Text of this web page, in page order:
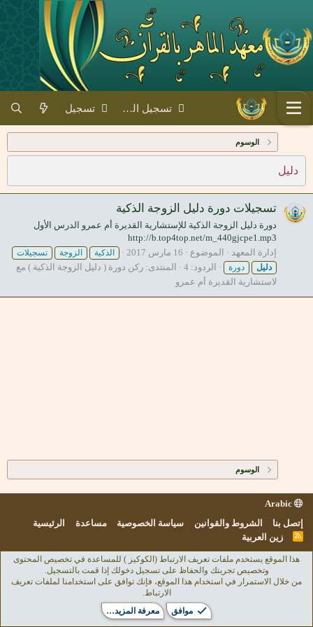
تسجيل الدخول تسجيل
الوسوم
دليل
تسجيلات دورة دليل الزوجة الذكية
دورة دليل الزوجة الذكية للإستشارية القديرة أم عمرو الدرس الأول
http://b.top4top.net/m_440gjcpe1.mp3
إدارة المعهد
الموضوع 16 مارس 2017 الذكية الزوجة
تسجيلات
دليل
دورة الردود: 4 المنتدى: ركن دورة ( دليل الزوجة الذكية ) مع
لاستشارية القديرة أم عمرو
الوسوم
إتصل بنا
الشروط والقوانين سياسة الخصوصية مساعدة الرئيسية
R
زين العربية
هذا الموقع يستخدم ملفات تعريف الارتباط (الكوكيز ) للمساعدة في تخصيص المحتوى
وتخصيص تجربتك والحفاظ على تسجيل دخولك إذا قمت بالتسجيل.
من خلال الاستمرار في استخدام هذا الموقع، فإنك توافق على استخدامنا لملفات تعريف
الارتباط.
موافق
معرفة المزيد…